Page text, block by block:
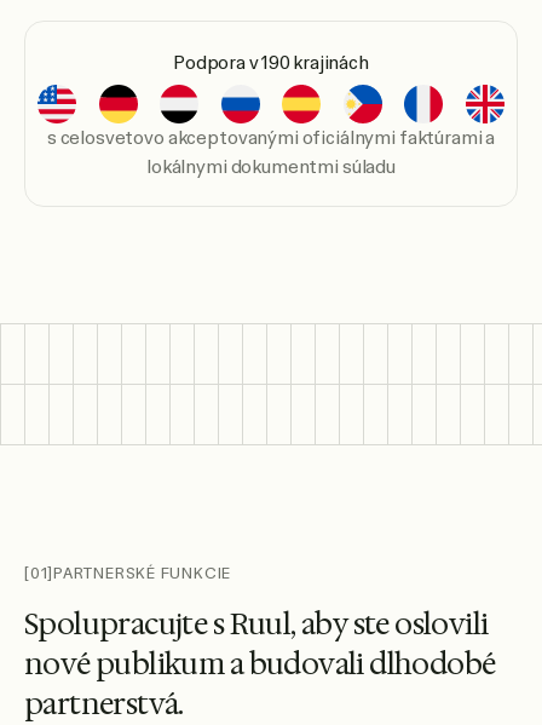
Podpora v 190 krajinách
s celosvetovo akceptovanými oficiálnymi faktúrami a
lokálnymi dokumentmi súladu
[01]PARTNERSKÉ FUNKCIE
SpolupracujtesRuul,abysteoslovili
novépublikumabudovalidlhodobé
partnerstvá.